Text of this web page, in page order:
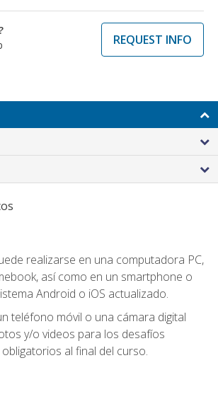
REQUEST INFO
realizarse en una computadora PC,
así como en un smartphone o
Android o iOS actualizado.
teléfono móvil o una cámara digital
y/o videos para los desafíos
al final del curso.